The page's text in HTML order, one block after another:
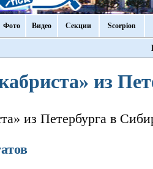
Фото Видео Секции Scorpion
из